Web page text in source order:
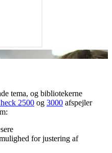
tema, og bibliotekerne
2500 og 3000 afspejler
for justering af